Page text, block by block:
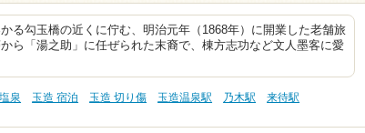
る勾玉橋の近くに佇む、明治元年（1868年）に開業した老舗旅
ら「湯之助」に任ぜられた末裔で、棟方志功など文人墨客に愛
泉 玉造 宿泊 玉造 切り傷 玉造温泉駅 乃木駅
来待駅